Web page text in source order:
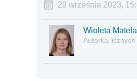
29 września 2023,
Wioleta
Autorka